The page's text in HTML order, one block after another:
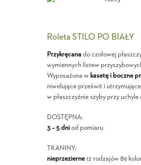
Roleta STILO PO BIAŁY
Przykręcanado czołowej
wymiennych listew
Wyposażona w kasetę i boczne
niwelujące prześwit i
w płaszczyźnie szyby przy uchyle
DOSTĘPNA:
3 – 5 dniod pomiaru
TKANINY:
nieprzezierne12 rodzajów 89